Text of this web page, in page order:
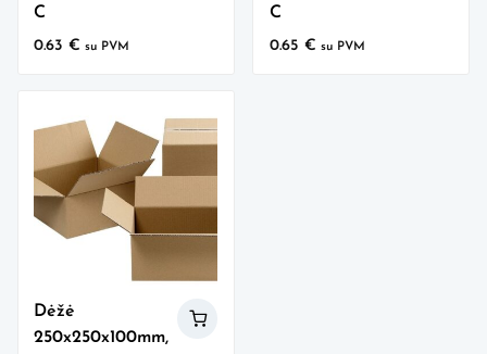
C
0.63€ su PVM
C
0.65 € su PVM
Dėžė
250x250x100mm,